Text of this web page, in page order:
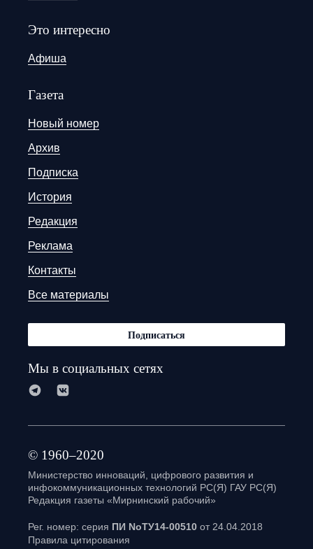
Это интересно
Афиша
Газета
Новый номер
Архив
Подписка
История
Редакция
Реклама
Контакты
Все материалы
Подписаться
Мы в социальных сетях
© 1960–2020
Министерство инноваций, цифрового развития и
инфокоммуникационных технологий РС(Я) ГАУ РС(Я)
Редакция газеты «Мирнинский рабочий»
Рег. номер: серия ПИ NoТУ14-00510 от 24.04.2018
Правила цитирования